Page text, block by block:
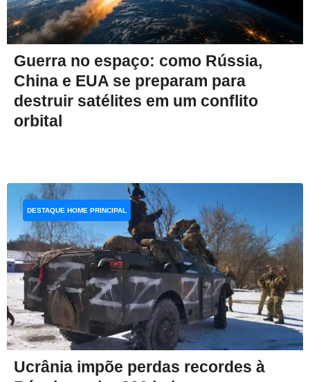
Guerra no espaço: como Rússia,
China e EUA se preparam para
destruir satélites em um conflito
orbital
Ucrânia impõe perdas recordes à
DESTAQUE HOME PRINCIPAL